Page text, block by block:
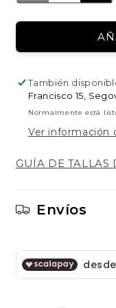
PARA
PENDIENTES
TRAKA
PLATA
También
Francisco 15,
Normalmente está
Ver información
GUÍA DE TALLAS
Envíos